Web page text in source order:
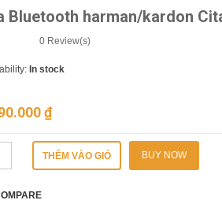
Bluetooth harman/kardon
0Review(s)
In stock
₫
THÊM VÀO GIỎ BUY NOW